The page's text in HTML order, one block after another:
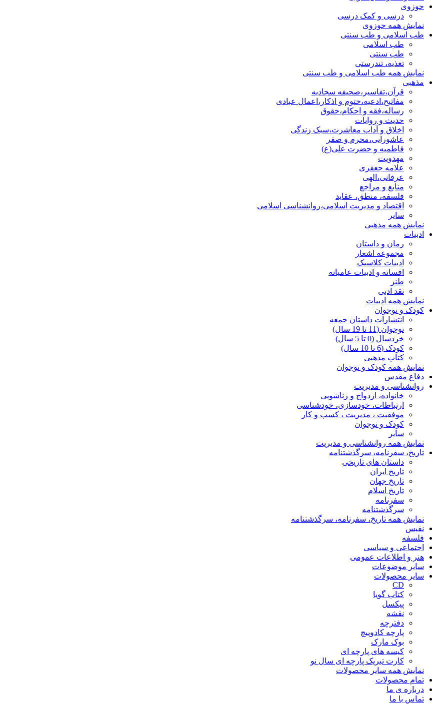
حوزوی
درسی و کمک درسی
نمایش همه حوزوی
طب اسلامی و طب سنتی
طب اسلامی
طب سنتی
تغذیه، تندرستی
نمایش همه طب اسلامی و طب سنتی
مذهبی
قرآن،تفاسیر،صحیفه سجادیه
مفاتیح،ادعیه،ختوم و اذکار،اعمال عبادی
رساله،فقه و احکام،حقوق
حدیث و روایات
اخلاق و آداب معاشرت،سبک زندگی
عاشورایی،محرم و صفر
فاطمیه و حضرت علی(ع)
مهدویت
علامه جعفری
عرفانی،الهی
منابع و مراجع
فلسفه، منطق، عقاید
اقتصاد و مدیریت اسلامی،روانشناسی اسلامی
سایر
نمایش همه مذهبی
ادبیات
رمان و داستان
مجموعه اشعار
ادبیات کلاسیک
افسانه و ادبیات عامیانه
طنز
نقد ادبی
نمایش همه ادبیات
کودک و نوجوان
انتشارات داستان جمعه
نوجوان (11 تا 19 سال)
خردسال (0 تا 5 سال)
کودک (6 تا 10 سال)
کتاب مذهبی
نمایش همه کودک و نوجوان
دفاع مقدس
روانشناسی و مدیریت
خانواده، ازدواج و زناشویی
ارتباطات، خودسازی، خودشناسی
موفقیت ، مدیریت ، کسب و کار
کودک و نوجوان
سایر
نمایش همه روانشناسی و مدیریت
تاریخ، سفرنامه، سرگذشتنامه
داستان های تاریخی
تاریخ ایران
تاریخ جهان
تاریخ اسلام
سفرنامه
سرگذشتنامه
نمایش همه تاریخ، سفرنامه، سرگذشتنامه
نفیس
فلسفه
اجتماعی و سیاسی
هنر و اطلاعات عمومی
سایر موضوعات
سایر محصولات
CD
کتاب گویا
پیکسل
نقشه
دفترچه
پارچه کادوپیچ
بوک مارک
کیسه های پارچه ای
کارت تبریک پارچه ای سال نو
نمایش همه سایر محصولات
تمام محصولات
درباره ی ما
تماس با ما